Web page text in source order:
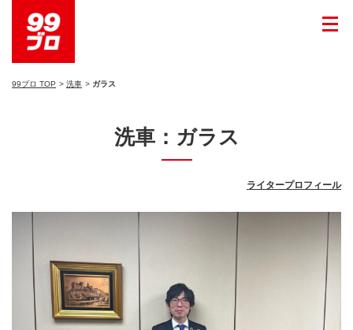
99ブロ TOP 洗車 ガラス
洗車：ガラス
ライタープロフィール